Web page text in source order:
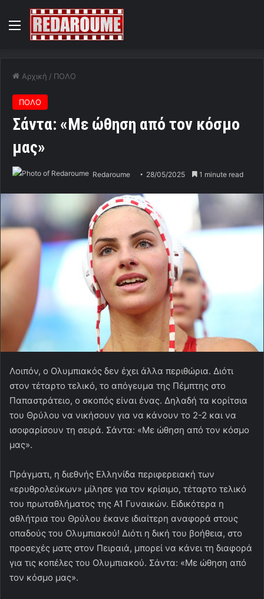
Menu
Αρχική / ΠΟΛΟ
ΠΟΛΟ
Σάντα: «Με ώθηση από τον κόσμο
μας»
Redaroume 28/05/2025 1 minute read
Λοιπόν, ο Ολυμπιακός δεν έχει άλλα περιθώρια. Διότι
στον τέταρτο τελικό, το απόγευμα της Πέμπτης στο
Παπαστράτειο, ο σκοπός είναι ένας. Δηλαδή τα κορίτσια
του Θρύλου να νικήσουν για να κάνουν το 2-2 και να
ισοφαρίσουν τη σειρά. Σάντα: «Με ώθηση από τον κόσμο
μας».
Πράγματι, η διεθνής Ελληνίδα περιφερειακή των
«ερυθρολεύκων» μίλησε για τον κρίσιμο, τέταρτο τελικό
του πρωταθλήματος της Α1 Γυναικών. Ειδικότερα η
αθλήτρια του Θρύλου έκανε ιδιαίτερη αναφορά στους
οπαδούς του Ολυμπιακού! Διότι η δική του βοήθεια, στο
προσεχές ματς στον Πειραιά, μπορεί να κάνει τη διαφορά
για τις κοπέλες του Ολυμπιακού. Σάντα: «Με ώθηση από
τον κόσμο μας».